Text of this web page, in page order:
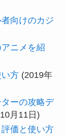
向けのカジ
ニメを紹
い方 (2019年
ターの攻略デ
月11日)
評価と使い方